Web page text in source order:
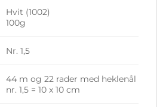
Hvit (1002)
100g
Nr. 1,5
44 m og 22 rader med heklenål
nr. 1,5 = 10 x 10 cm